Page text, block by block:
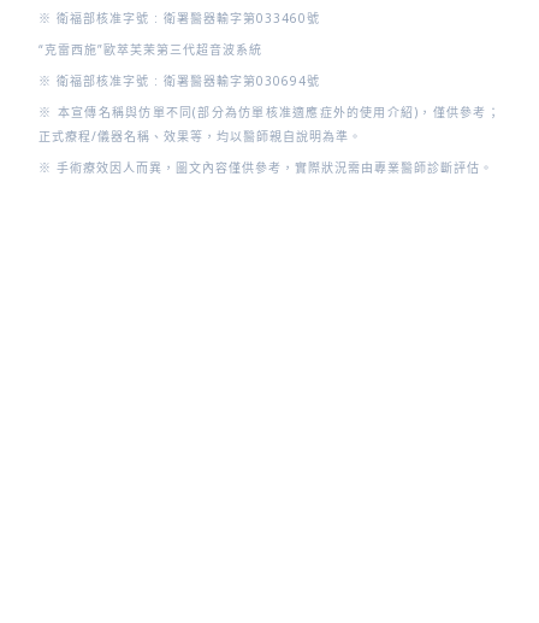
※ 衛福部核准字號 : 衛署醫器輸字第033460號
“克雷西施”歐萃芙茉第三代超音波系統
※ 衛福部核准字號 : 衛署醫器輸字第030694號
※ 本宣傳名稱與仿單不同(部分為仿單核准適應症外的使用介紹)，僅供參考；
正式療程/儀器名稱、效果等，均以醫師親自說明為準。
※ 手術療效因人而異，圖文內容僅供參考，實際狀況需由專業醫師診斷評估。